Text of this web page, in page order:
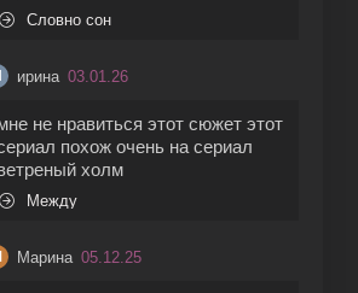
Словно сон
ирина 03.01.26
не нравиться этот сюжет этот
похож очень на сериал
холм
Между
Марина 05.12.25